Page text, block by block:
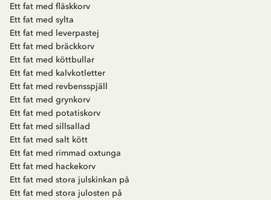
Ett fat med fläskkorv
Ett fat med sylta
Ett fat med leverpastej
Ett fat med bräckkorv
Ett fat med köttbullar
Ett fat med kalvkotletter
Ett fat med revbensspjäll
Ett fat med grynkorv
Ett fat med potatiskorv
Ett fat med sillsallad
Ett fat med salt kött
Ett fat med rimmad oxtunga
Ett fat med hackekorv
Ett fat med stora julskinkan på
Ett fat med stora julosten på